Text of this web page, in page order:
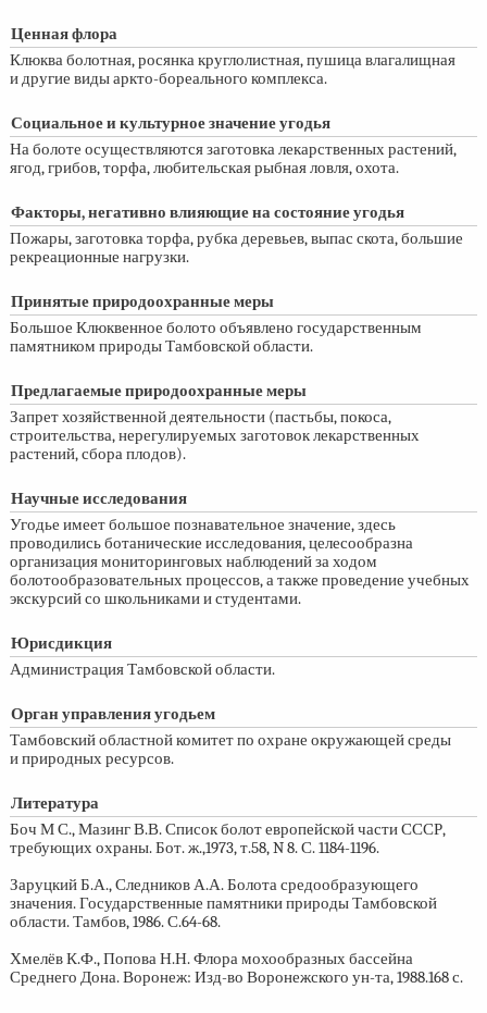
Ценная флора
Клюква болотная, росянка круглолистная, пушица влагалищная
и другие виды аркто-бореального комплекса.
Социальное и культурное значение угодья
На болоте осуществляются заготовка лекарственных растений,
ягод, грибов, торфа, любительская рыбная ловля, охота.
Факторы, негативно влияющие на состояние угодья
Пожары, заготовка торфа, рубка деревьев, выпас скота, большие
рекреационные нагрузки.
Принятые природоохранные меры
Большое Клюквенное болото объявлено государственным
памятником природы Тамбовской области.
Предлагаемые природоохранные меры
Запрет хозяйственной деятельности (пастьбы, покоса,
строительства, нерегулируемых заготовок лекарственных
растений, сбора плодов).
Научные исследования
Угодье имеет большое познавательное значение, здесь
проводились ботанические исследования, целесообразна
организация мониторинговых наблюдений за ходом
болотообразовательных процессов, а также проведение учебных
экскурсий со школьниками и студентами.
Юрисдикция
Администрация Тамбовской области.
Орган управления угодьем
Тамбовский областной комитет по охране окружающей среды
и природных ресурсов.
Литература
Боч М С., Мазинг В.В. Список болот европейской части СССР,
требующих охраны. Бот. ж.,1973, т.58, N 8. С.1184-1196.
Заруцкий Б.А., Следников А.А. Болота средообразующего
значения. Государственные памятники природы Тамбовской
области. Тамбов, 1986. С.64-68.
Хмелёв К.Ф., Попова Н.Н. Флора мохообразных бассейна
Среднего Дона. Воронеж: Изд-во Воронежского ун-та, 1988.168 с.